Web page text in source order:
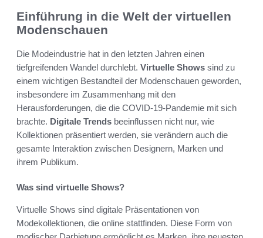
Einführung in die Welt der virtuellen
Modenschauen
Die Modeindustrie hat in den letzten Jahren einen
tiefgreifenden Wandel durchlebt. Virtuelle Shows sind zu
einem wichtigen Bestandteil der Modenschauen geworden,
insbesondere im Zusammenhang mit den
Herausforderungen, die die COVID-19-Pandemie mit sich
brachte. Digitale Trends beeinflussen nicht nur, wie
Kollektionen präsentiert werden, sie verändern auch die
gesamte Interaktion zwischen Designern, Marken und
ihrem Publikum.
Was sind virtuelle Shows?
Virtuelle Shows sind digitale Präsentationen von
Modekollektionen, die online stattfinden. Diese Form von